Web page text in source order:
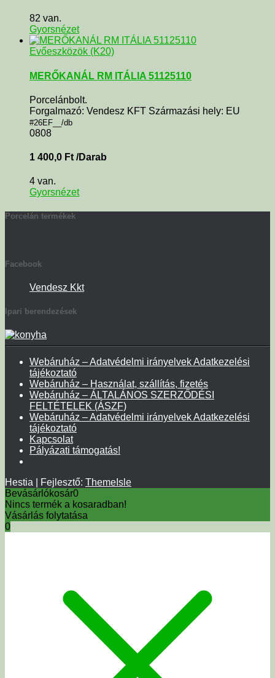
82 van.
Gyorsnézet
Evőeszközök (K20)
MERŐKANÁL RM ITÁLIA 51125110
Porcelánbolt.
Forgalmazó: Vendesz KFT Származási hely: EU
#26EF__/db
0808
1 400,0 Ft /Darab
4 van.
Gyorsnézet
Porcelán termékek
Facebook
Vendesz Kkt
Ipari berendezések
Webáruház – Adatvédelmi irányelvek Adatkezelési
tájékoztató
Webáruház – Használat, szállítás, fizetés
Webáruház – ÁLTALÁNOS SZERZŐDÉSI
FELTÉTELEK (ÁSZF)
Webáruház – Adatvédelmi irányelvek Adatkezelési
tájékoztató
Kapcsolat
Pályázati támogatás!
Hestia | Fejlesztő: ThemeIsle
Bevásárlókosár0
Nincs termék a kosaradban!
Vásárlás folytatása
0